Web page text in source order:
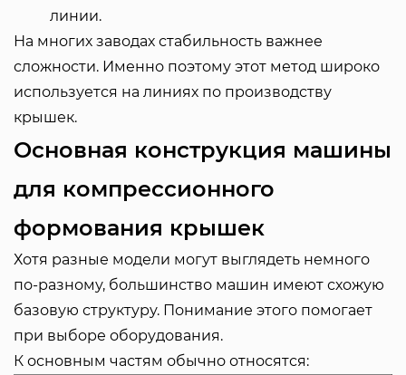
линии.
На многих заводах стабильность важнее
сложности. Именно поэтому этот метод широко
используется на линиях по производству
крышек.
Основная конструкция машины
для компрессионного
формования крышек
Хотя разные модели могут выглядеть немного
по-разному, большинство машин имеют схожую
базовую структуру. Понимание этого помогает
при выборе оборудования.
К основным частям обычно относятся: